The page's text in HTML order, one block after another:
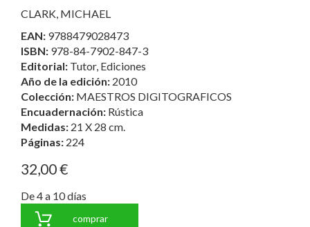
CLARK, MICHAEL
EAN: 9788479028473
ISBN: 978-84-7902-847-3
Editorial: Tutor, Ediciones
Año de la edición: 2010
Colección: MAESTROS DIGITOGRAFICOS
Encuadernación: Rústica
Medidas: 21 X 28 cm.
Páginas: 224
32,00 €
De 4 a 10 días
comprar